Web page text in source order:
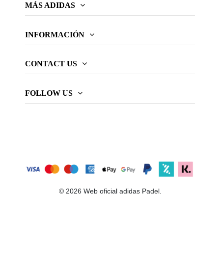
MÁS ADIDAS
INFORMACIÓN
CONTACT US
FOLLOW US
© 2026 Web oficial adidas Padel.